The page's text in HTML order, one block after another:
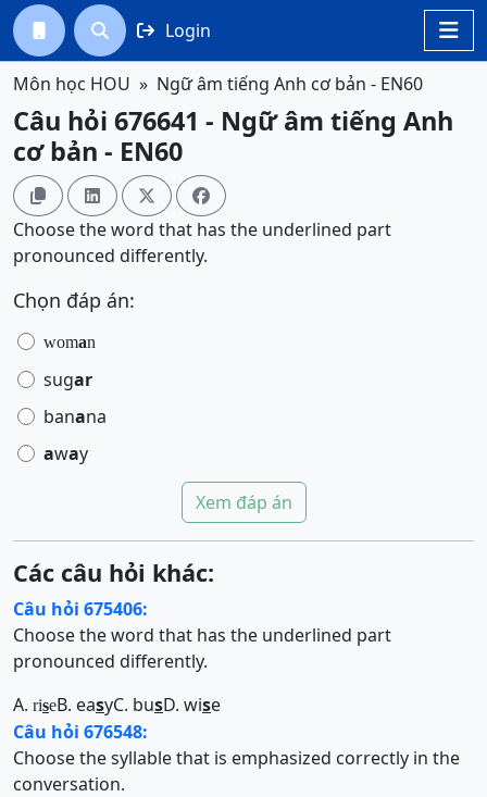

  Login
Môn học HOU Ngữ âm tiếng Anh cơ bản - EN60
Câu hỏi 676641 - Ngữ âm tiếng Anh
cơ bản - EN60
   
Choose the word that has the underlined part
pronounced differently.
Chọn đáp án:
woman
sugar
banana
away
Xem đáp án
Các câu hỏi khác:
Câu hỏi 675406:
Choose the word that has the underlined part
pronounced differently.
A. riseB. easyC. busD. wise
Câu hỏi 676548:
Choose the syllable that is emphasized correctly in the
conversation.